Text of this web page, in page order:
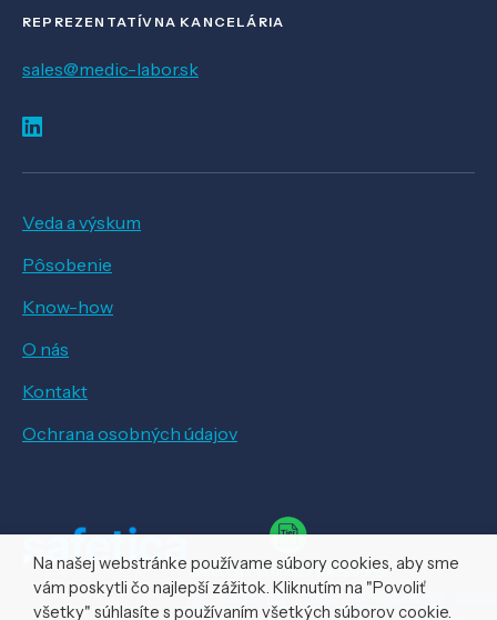
REPREZENTATÍVNA KANCELÁRIA
sales@medic-labor.sk
Veda a výskum
Pôsobenie
Know-how
O nás
Kontakt
Ochrana osobných údajov
Na našej webstránke používame súbory cookies, aby sme
vám poskytli čo najlepší zážitok. Kliknutím na "Povoliť
všetky" súhlasíte s používaním všetkých súborov cookie.